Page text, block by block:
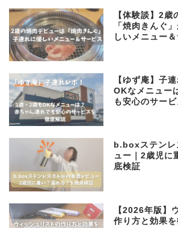
【体験談】2歳
「焼肉きんぐ
しいメニュー
【ゆず庵】子
OKなメニュー
も安心のサー
b.boxステンレ
ュー｜2歳児に
底検証
【2026年版】
作り方と効果